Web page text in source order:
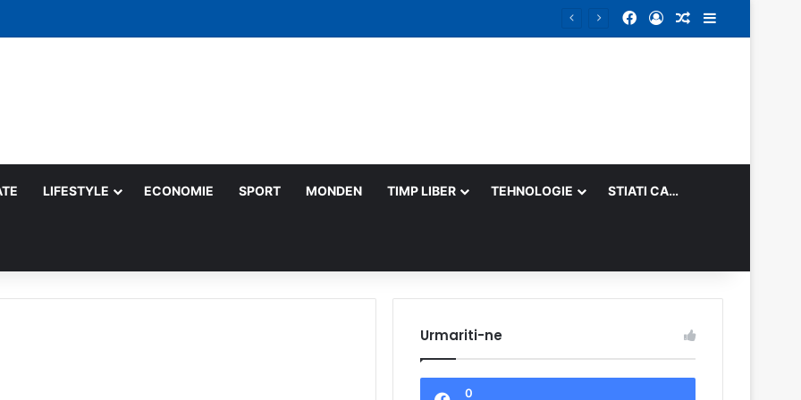
Facebook
Log InRandom Article
LIFESTYLE ECONOMIE SPORT MONDEN TIMP LIBER TEHNOLOGIE STIATI CA…
Urmariti-ne
0